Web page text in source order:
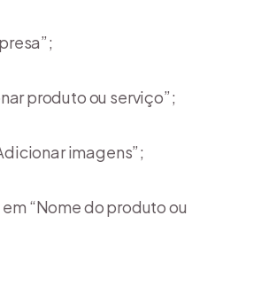
produto ou serviço”;
imagens”;
“Nome do produto ou